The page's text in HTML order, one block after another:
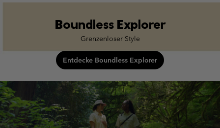
Boundless Explorer
Grenzenloser Style
Entdecke Boundless Explorer
boundless